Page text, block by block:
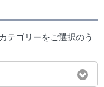
テゴリーをご選択のう